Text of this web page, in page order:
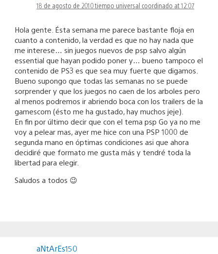
18 de agosto de 2010 tiempo universal coordinado at 12:07
Hola gente. Ésta semana me parece bastante floja en
cuanto a contenido, la verdad es que no hay nada que
me interese… sin juegos nuevos de psp salvo algún
essential que hayan podido poner y… bueno tampoco el
contenido de PS3 es que sea muy fuerte que digamos.
Bueno supongo que todas las semanas no se puede
sorprender y que los juegos no caen de los arboles pero
al menos podremos ir abriendo boca con los trailers de la
gamescom (ésto me ha gustado, hay muchos jeje).
En fin por último decir que con el tema psp Go ya no me
voy a pelear mas, ayer me hice con una PSP 1000 de
segunda mano en óptimas condiciones asi que ahora
decidiré que formato me gusta más y tendré toda la
libertad para elegir.
Saludos a todos 😉
aNtArEs150